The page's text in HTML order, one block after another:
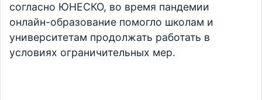
согласно ЮНЕСКО, во время пандемии
онлайн-образование помогло школам и
университетам продолжать работать в
условиях ограничительных мер.